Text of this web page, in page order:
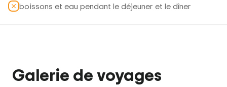
boissons et eau pendant le déjeuner et le dîner
Galerie de voyages